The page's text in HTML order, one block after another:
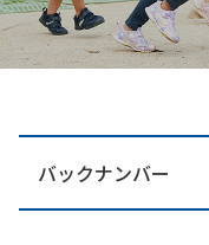
バックナンバー